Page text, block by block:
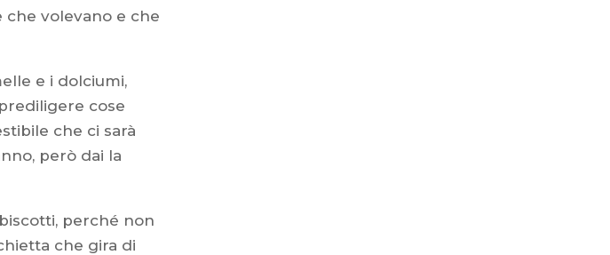
che volevano e che
e i dolciumi,
cose
che ci sarà
però dai la
perché non
che gira di